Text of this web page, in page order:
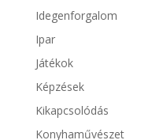
Idegenforgalom
Ipar
Játékok
Képzések
Kikapcsolódás
Konyhaművészet